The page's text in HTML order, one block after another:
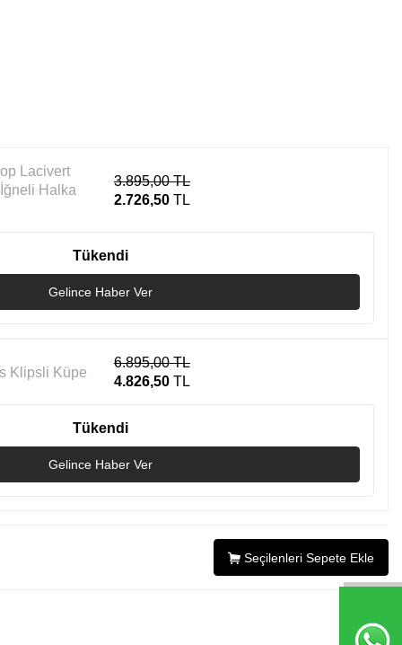
Lacivert
Halka
3.895,00TL
2.726,50TL
Tükendi
Gelince Haber Ver
Klipsli Küpe
6.895,00TL
4.826,50TL
Tükendi
Gelince Haber Ver
Seçilenleri Sepete Ekle